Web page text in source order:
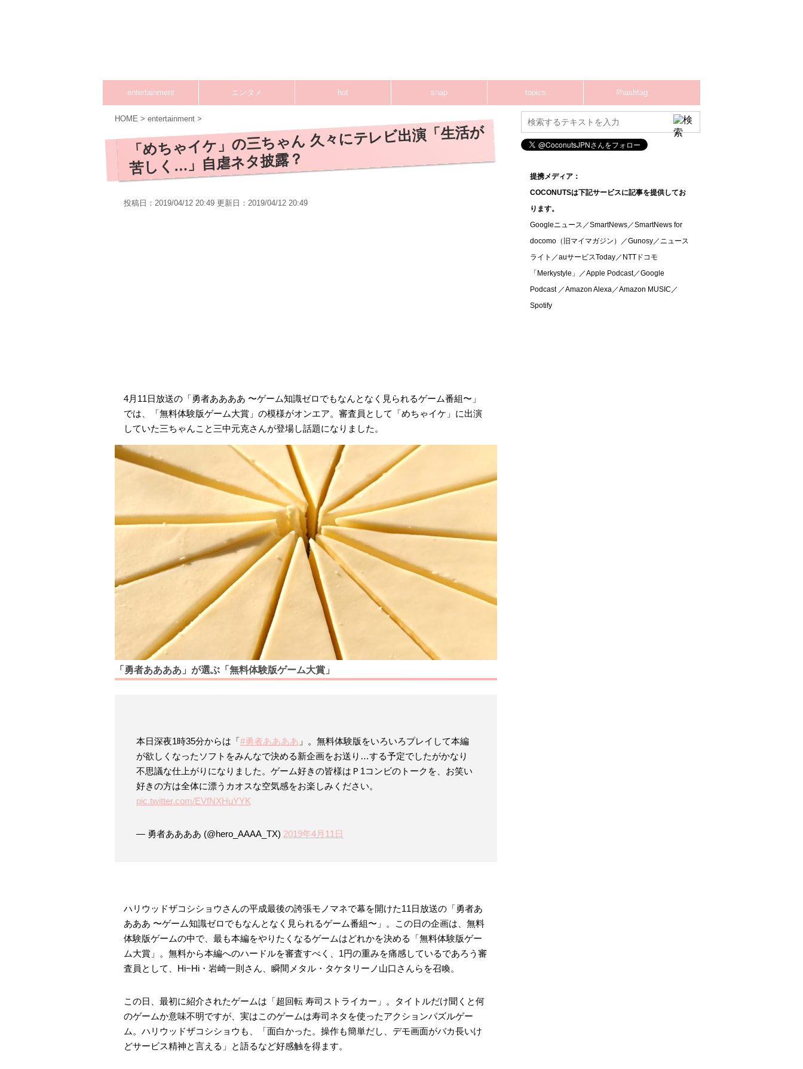
entertainment エンタメ hot snap topics #hashtag
HOME > entertainment >
「めちゃイケ」の三ちゃん 久々にテレビ出演「生活が
苦しく…」自虐ネタ披露？
投稿日：2019/04/12 20:49 更新日： 2019/04/12 20:49
4月11日放送の「勇者ああああ 〜ゲーム知識ゼロでもなんとなく見られるゲーム番組〜」
では、「無料体験版ゲーム大賞」の模様がオンエア。審査員として「めちゃイケ」に出演
していた三ちゃんこと三中元克さんが登場し話題になりました。
「勇者ああああ」が選ぶ「無料体験版ゲーム大賞」
本日深夜1時35分からは「#勇者ああああ 」。無料体験版をいろいろプレイして本編
が欲しくなったソフトをみんなで決める新企画をお送り…する予定でしたがかなり
不思議な仕上がりになりました。ゲーム好きの皆様はＰ1コンビのトークを、お笑い
好きの方は全体に漂うカオスな空気感をお楽しみください。
pic.twitter.com/EVfNXHuYYK
— 勇者ああああ (@hero_AAAA_TX) 2019年4月11日
ハリウッドザコシショウさんの平成最後の誇張モノマネで幕を開けた11日放送の「勇者あ
あああ 〜ゲーム知識ゼロでもなんとなく見られるゲーム番組〜」。この日の企画は、無料
体験版ゲームの中で、最も本編をやりたくなるゲームはどれかを決める「無料体験版ゲー
ム大賞」。無料から本編へのハードルを審査すべく、1円の重みを痛感しているであろう審
査員として、Hi−Hi・岩崎一則さん、瞬間メタル・タケタリーノ山口さんらを召喚。
この日、最初に紹介されたゲームは「超回転 寿司ストライカー」。タイトルだけ聞くと何
のゲームか意味不明ですが、実はこのゲームは寿司ネタを使ったアクションパズルゲー
ム。ハリウッドザコシショウも、「面白かった。操作も簡単だし、デモ画面がバカ長いけ
どサービス精神と言える」と語るなど好感触を得ます。
提携メディア：
COCONUTSは下記サービスに記事を提供してお
ります。
Googleニュース／SmartNews／SmartNews for
docomo（旧マイマガジン）／Gunosy／ニュース
ライト／auサービスToday／NTTドコモ
「Merkystyle」／Apple Podcast／Google
Podcast ／Amazon Alexa／Amazon MUSIC／
Spotify